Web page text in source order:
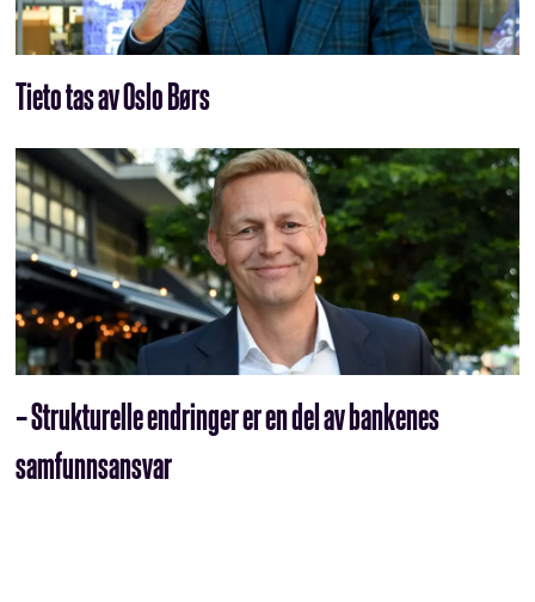
Tieto tas av Oslo Børs
– Strukturelle endringer er en del av bankenes
samfunnsansvar